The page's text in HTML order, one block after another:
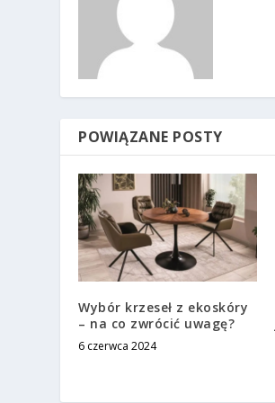
POWIĄZANE POSTY
Wybór krzeseł z ekoskóry
– na co zwrócić uwagę?
6 czerwca 2024